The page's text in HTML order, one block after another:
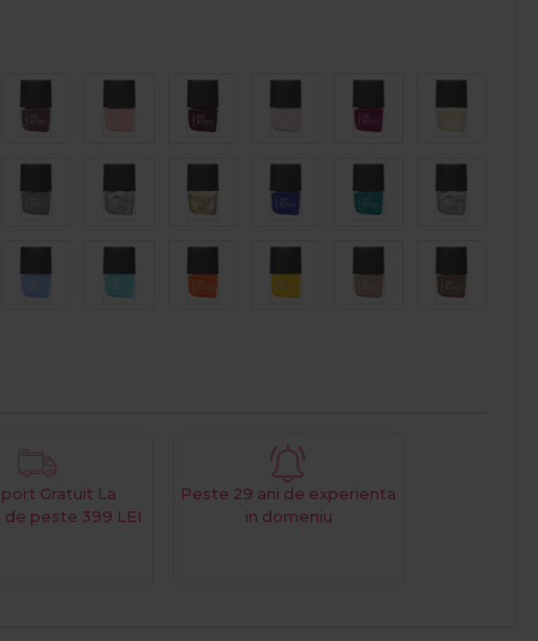
Gratuit La
de peste 399 LEI
Peste 29 ani de experienta
in domeniu